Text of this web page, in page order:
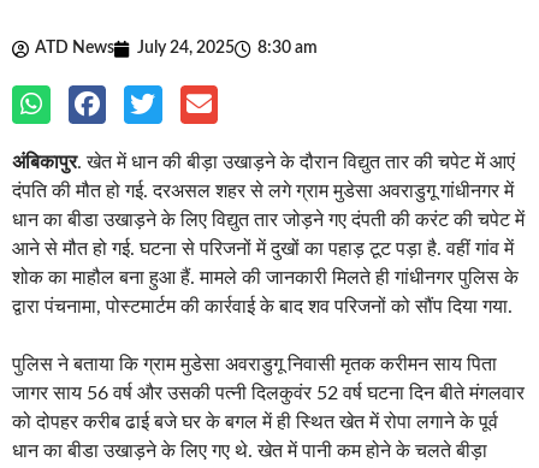
ATD News July 24, 2025 8:30 am
अंबिकापुर. खेत में धान की बीड़ा उखाड़ने के दौरान विद्युत तार की चपेट में आएं
दंपति की मौत हो गई. दरअसल शहर से लगे ग्राम मुडेसा अवराडुगू गांधीनगर में
धान का बीडा उखाड़ने के लिए विद्युत तार जोड़ने गए दंपती की करंट की चपेट में
आने से मौत हो गई. घटना से परिजनों में दुखों का पहाड़ टूट पड़ा है. वहीं गांव में
शोक का माहौल बना हुआ हैं. मामले की जानकारी मिलते ही गांधीनगर पुलिस के
द्वारा पंचनामा, पोस्टमार्टम की कार्रवाई के बाद शव परिजनों को सौंप दिया गया.
पुलिस ने बताया कि ग्राम मुडेसा अवराडुगू निवासी मृतक करीमन साय पिता
जागर साय 56 वर्ष और उसकी पत्नी दिलकुवंर 52 वर्ष घटना दिन बीते मंगलवार
को दोपहर करीब ढाई बजे घर के बगल में ही स्थित खेत में रोपा लगाने के पूर्व
धान का बीडा उखाड़ने के लिए गए थे. खेत में पानी कम होने के चलते बीड़ा